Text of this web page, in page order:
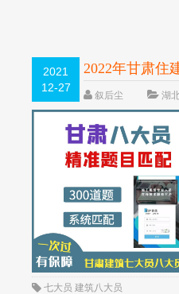
2021
12-27
2022年甘肃住
叙后尘 湖
七大员 建筑八大员